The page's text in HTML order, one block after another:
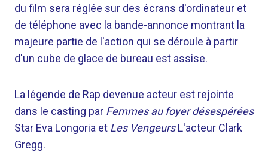
du film sera réglée sur des écrans d'ordinateur et
de téléphone avec la bande-annonce montrant la
majeure partie de l'action qui se déroule à partir
d'un cube de glace de bureau est assise.
La légende de Rap devenue acteur est rejointe
dans le casting par Femmes au foyer désespérées
Star Eva Longoria et Les VengeursL'acteur Clark
Gregg.